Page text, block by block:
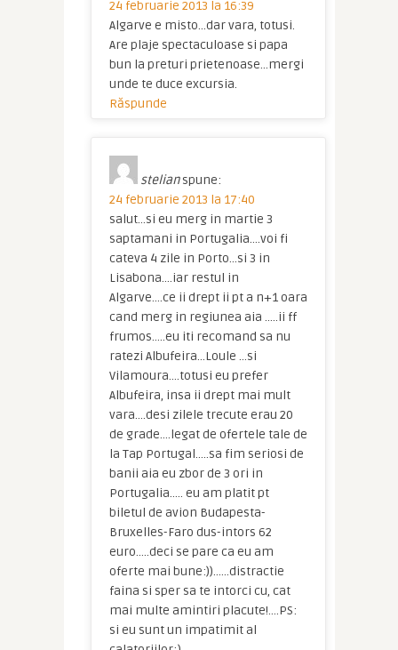
24 februarie 2013 la 16:39
Algarve e misto…dar vara, totusi.
Are plaje spectaculoase si papa
bun la preturi prietenoase…mergi
unde te duce excursia.
Răspunde
stelian spune:
24 februarie 2013 la 17:40
salut…si eu merg in martie 3
saptamani in Portugalia….voi fi
cateva 4 zile in Porto…si 3 in
Lisabona….iar restul in
Algarve….ce ii drept ii pt a n+1 oara
cand merg in regiunea aia …..ii ff
frumos…..eu iti recomand sa nu
ratezi Albufeira…Loule …si
Vilamoura….totusi eu prefer
Albufeira, insa ii drept mai mult
vara….desi zilele trecute erau 20
de grade….legat de ofertele tale de
la Tap Portugal…..sa fim seriosi de
banii aia eu zbor de 3 ori in
Portugalia….. eu am platit pt
biletul de avion Budapesta-
Bruxelles-Faro dus-intors 62
euro…..deci se pare ca eu am
oferte mai bune:))……distractie
faina si sper sa te intorci cu, cat
mai multe amintiri placute!….PS:
si eu sunt un impatimit al